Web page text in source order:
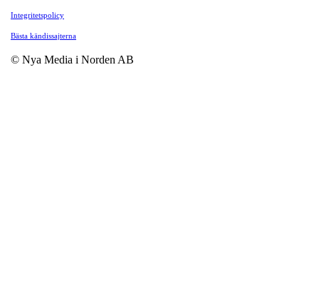
Integritetspolicy
Bästa kändissajterna
© Nya Media i Norden AB